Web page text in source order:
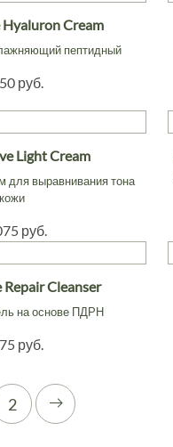
Cream
пептидный
руб.
Light Cream
для выравнивания тона
кожи
руб.
Cleanser
на основе ПДРН
руб.
2